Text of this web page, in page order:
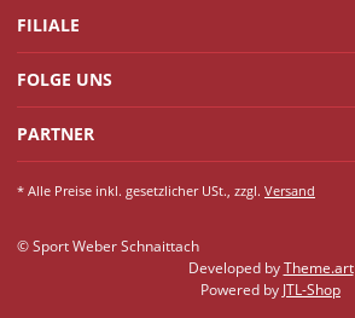
FILIALE
FOLGE UNS
PARTNER
* Alle Preise inkl. gesetzlicher USt., zzgl. Versand
© Sport Weber Schnaittach
Developed byTheme.art
Powered by JTL-Shop